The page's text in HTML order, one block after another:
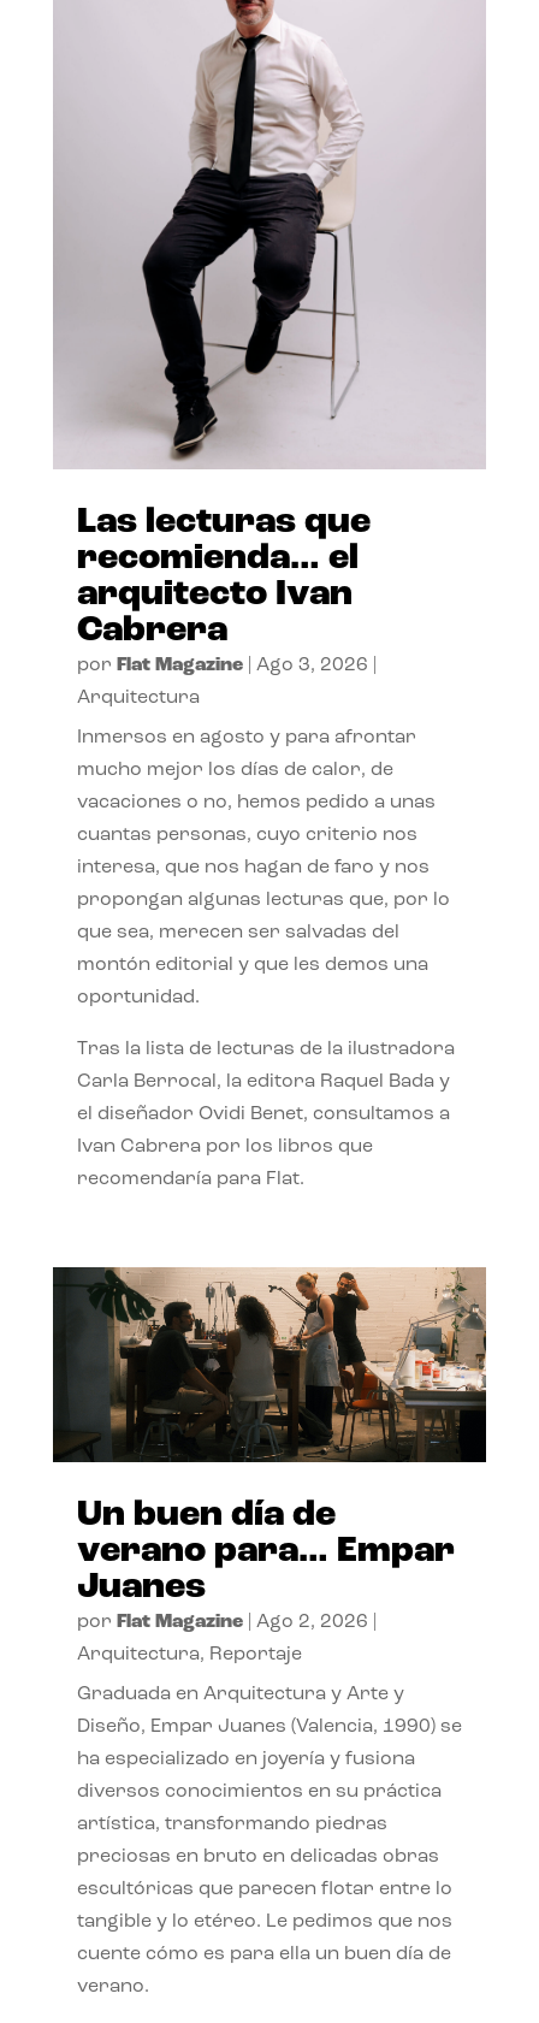
Las lecturas que
recomienda… el
arquitecto Ivan
Cabrera
por Flat Magazine| Ago 3, 2026
Arquitectura
Inmersos en agosto y para afrontar
mucho mejor los días de calor, de
vacaciones o no, hemos pedido a unas
cuantas personas, cuyo criterio nos
interesa, que nos hagan de faro y nos
propongan algunas lecturas que, por lo
que sea, merecen ser salvadas del
montón editorial y que les demos una
oportunidad.
Tras la lista de lecturas de la ilustradora
Carla Berrocal, la editora Raquel Bada y
el diseñador Ovidi Benet, consultamos a
Ivan Cabrera por los libros que
recomendaría para Flat.
Un buen día de
verano para… Empar
Juanes
por Flat Magazine| Ago 2, 2026
Arquitectura, Reportaje
Graduada en Arquitectura y Arte y
Diseño, Empar Juanes (Valencia, 1990) se
ha especializado en joyería y fusiona
diversos conocimientos en su práctica
artística, transformando piedras
preciosas en bruto en delicadas obras
escultóricas que parecen flotar entre lo
tangible y lo etéreo. Le pedimos que nos
cuente cómo es para ella un buen día de
verano.